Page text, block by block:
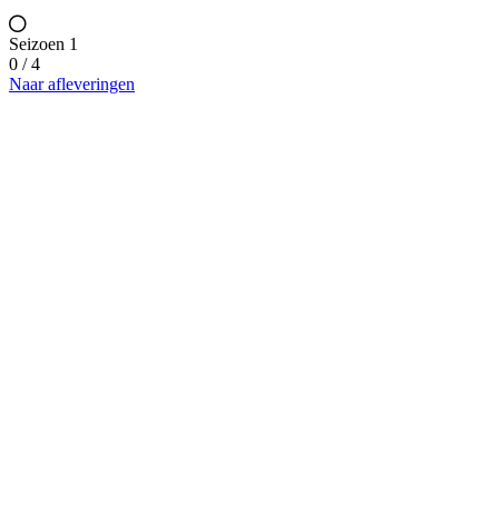
Seizoen 1
0 / 4
Naar afleveringen